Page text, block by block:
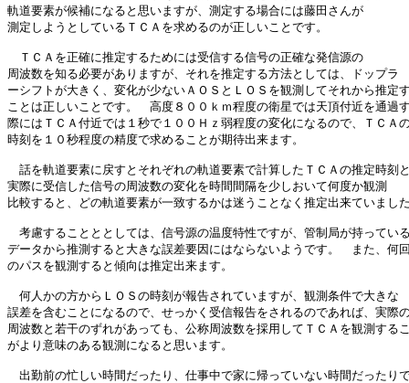
軌道要素が候補になると思いますが、測定する場合には藤田さんが
測定しようとしているＴＣＡを求めるのが正しいことです。
ＴＣＡを正確に推定するためには受信する信号の正確な発信源の
周波数を知る必要がありますが、それを推定する方法としては、ドップラ
ーシフトが大きく、変化が少ないＡＯＳとＬＯＳを観測してそれから推定
ことは正しいことです。　高度８００ｋｍ程度の衛星では天頂付近を通過
際にはＴＣＡ付近では１秒で１００Ｈｚ弱程度の変化になるので、ＴＣＡ
時刻を１０秒程度の精度で求めることが期待出来ます。
話を軌道要素に戻すとそれぞれの軌道要素で計算したＴＣＡの推定時刻
実際に受信した信号の周波数の変化を時間間隔を少しおいて何度か観測
比較すると、どの軌道要素が一致するかは迷うことなく推定出来ていまし
考慮することととしては、信号源の温度特性ですが、管制局が持ってい
データから推測すると大きな誤差要因にはならないようです。　また、何
のパスを観測すると傾向は推定出来ます。
何人かの方からＬＯＳの時刻が報告されていますが、観測条件で大きな
誤差を含むことになるので、せっかく受信報告をされるのであれば、実際
周波数と若干のずれがあっても、公称周波数を採用してＴＣＡを観測する
がより意味のある観測になると思います。
出勤前の忙しい時間だったり、仕事中で家に帰っていない時間だったり